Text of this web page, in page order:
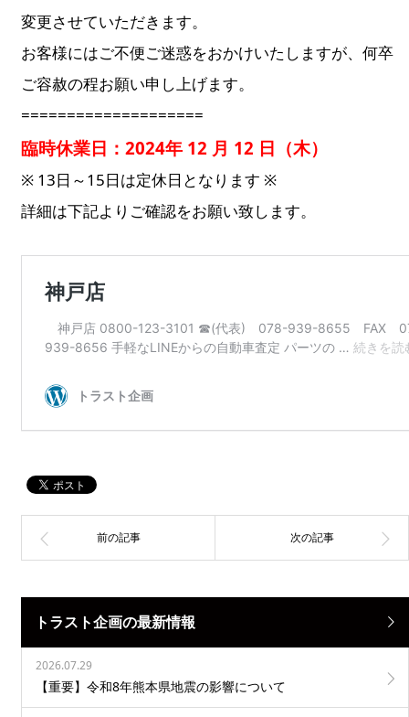
変更させていただきます。
お客様にはご不便ご迷惑をおかけいたしますが、何卒
ご容赦の程お願い申し上げます。
====================
臨時休業日：2024年 12 月 12 日（木）
※ 13日～15日は定休日となります ※
詳細は下記よりご確認をお願い致します。
トラスト企画の最新情報
2026.07.29
【重要】令和8年熊本県地震の影響について